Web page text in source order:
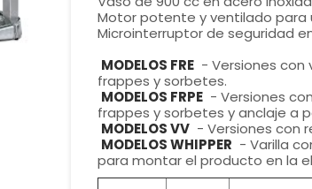
Motor potente y ventilado para
Microinterruptor de seguridad
MODELOS FRE - Versiones con
frappes y sorbetes.
MODELOS FRPE - Versiones
frappes y sorbetes y anclaje a
MODELOS VV - Versiones con
MODELOS WHIPPER - Varilla
para montar el producto en la